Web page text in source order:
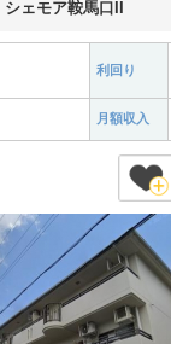
シェモア鞍馬口II
利回り
月額収入